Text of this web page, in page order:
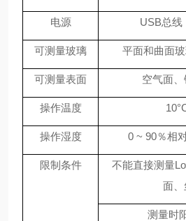
电源 USB总线
可测量玻璃 平面和曲面玻
可测量表面 空气面
操作温度
操作湿度 0 ~ 90％相
限制条件
不能直接测量
面
测量时